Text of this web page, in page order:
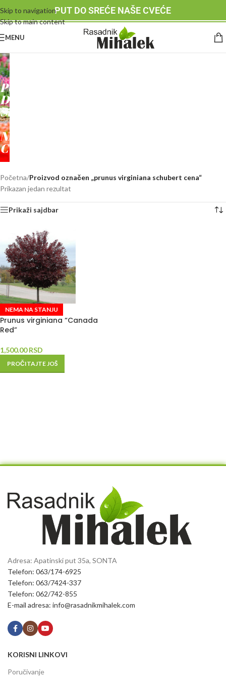
Skip to navigation
Skip to main content
PUT DO SREĆE NAŠE CVEĆE
MENU
RASADNIK
MIHALEK
PUT
DO
SREĆE
-
NAŠE
CVEĆE
Početna/Proizvod označen „prunus virginiana schubert cena“
Prikazan jedan rezultat
Prikaži sajdbar
NEMA NA STANJU
Prunus virginiana “Canada
Red”
1,500.00RSD
PROČITAJTE JOŠ
Adresa: Apatinski put 35a, SONTA
Telefon: 063/174-6925
Telefon: 063/7424-337
Telefon: 062/742-855
E-mail adresa: info@rasadnikmihalek.com
KORISNI LINKOVI
Poručivanje